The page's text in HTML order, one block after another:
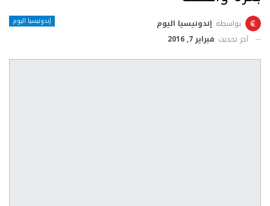
إندونيسيا اليوم بواسطة إندونيسيا اليوم
آخر تحديث فبراير 7, 2016